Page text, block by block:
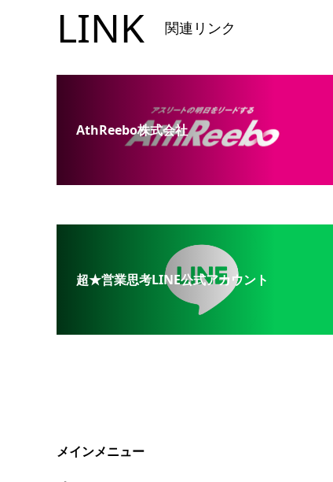
LINK 関連リンク
AthReebo株式会社
超★営業思考LINE公式アカウント
メインメニュー